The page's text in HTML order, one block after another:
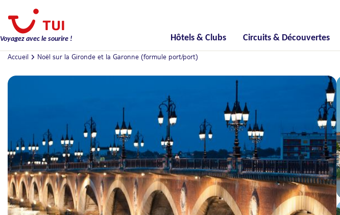
Voyagez avec le sourire ! Hôtels & Clubs Circuits & Découvertes
Accueil Noël sur la Gironde et la Garonne (formule port/port)